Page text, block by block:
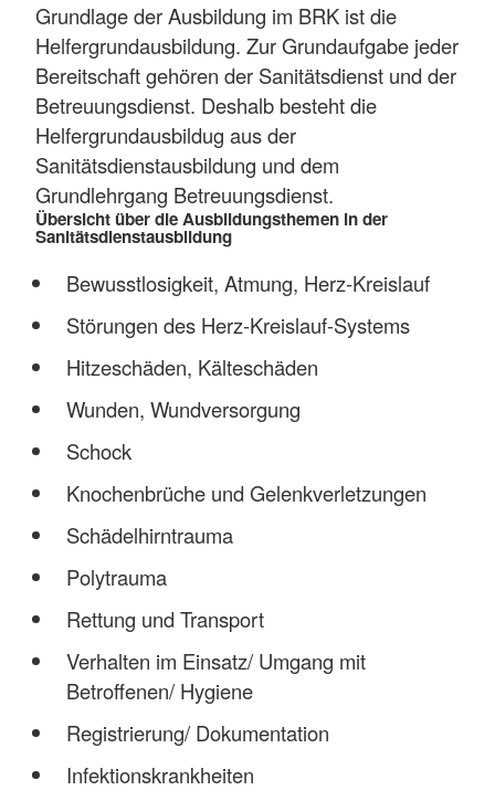
Grundlage der Ausbildung im BRK ist die
Helfergrundausbildung. Zur Grundaufgabe jeder
Bereitschaft gehören der Sanitätsdienst und der
Betreuungsdienst. Deshalb besteht die
Helfergrundausbildug aus der
Sanitätsdienstausbildung und dem
Grundlehrgang Betreuungsdienst.
Übersicht über die Ausbildungsthemen in der
Sanitätsdienstausbildung
Bewusstlosigkeit, Atmung, Herz-Kreislauf
Störungen des Herz-Kreislauf-Systems
Hitzeschäden, Kälteschäden
Wunden, Wundversorgung
Schock
Knochenbrüche und Gelenkverletzungen
Schädelhirntrauma
Polytrauma
Rettung und Transport
Verhalten im Einsatz/ Umgang mit
Betroffenen/ Hygiene
Registrierung/ Dokumentation
Infektionskrankheiten